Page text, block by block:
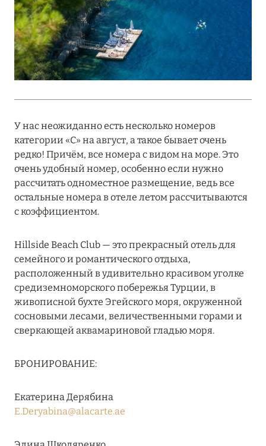
ОКЕАНА
Подробнее
27 апреля 2026
Подробнее
20 марта 2026
MARCH GRAND ESCAPE: ПРЕДЛОЖЕНИЕ ОТ Á
LA CARTE PREMIUM ПО ОТЕЛЮ WALDORF
ASTORIA MALDIVES ITHAAFUSHI, МАЛЬДИВЫ
Подробнее
MANDARIN ORIENTAL JUMEIRA — SUITE
NOVEMBER
Подробнее
ЗАБРОНИРУЙТЕ FOUR SEASONS RESORT
DUBAI AT JUMEIRAH BEACH ПО ЛУЧШИМ
У нас неожиданно есть несколько номеров
категории «С» на август, а такое бывает очень
редко! Причём, все номера с видом на море. Это
очень удобный номер, особенно если нужно
рассчитать одноместное размещение, ведь все
остальные номера в отеле летом рассчитываются
с коэффициентом.
Hillside Beach Club — это прекрасный отель для
семейного и романтического отдыха,
расположенный в удивительно красивом уголке
средиземноморского побережья Турции, в
живописной бухте Эгейского моря, окруженной
сосновыми лесами, величественными горами и
сверкающей аквамариновой гладью моря.
БРОНИРОВАНИЕ:
Екатерина Дерябина
E.Deryabina@alacarte.ae